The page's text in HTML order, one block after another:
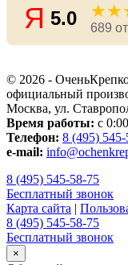
Я 5.0 689
© 2026 -
официальный
Москва, ул.
Время работы: с
Телефон: 8 (495)
e-mail:
8 (495) 545-58-75
Бесплатный звонок
Карта сайта |
8 (495) 545-58-75
Бесплатный звонок
×